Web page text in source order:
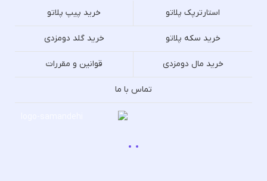
استارترپک پلاتو خرید پیپ پلاتو
خرید سکه پلاتو خرید گلد دومزدی
خرید مال دومزدی قوانین و مقررات
تماس با ما